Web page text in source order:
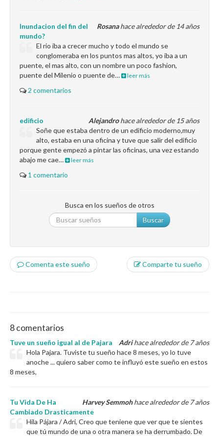
Rosanahace alrededor de 14 años
Inundacion del fin del
mundo?
El rio iba a crecer mucho y todo el mundo se
conglomeraba en los puntos mas altos, yo iba a un
puente, el mas alto, con un nombre un poco fashion,
puente del Milenio o puente de…
leer más
2 comentarios
Alejandrohace alrededor de 15 años
edificio
Soñe que estaba dentro de un edificio moderno,muy
alto, estaba en una oficina y tuve que salir del edificio
porque gente empezó a pintar las oficinas, una vez estando
abajo me cae…
leer más
1 comentario
Busca en los sueños de otros
Buscar
Comenta este sueño Comparte tu sueño
8 comentarios
Adrihace alrededor de 7 años
Tuve un sueño igual al de Pajara
Hola Pajara. Tuviste tu sueño hace 8 meses, yo lo tuve
anoche ... quiero saber como te influyó este sueño en estos
8 meses,
Harvey Semmohhace alrededor de 7 años
Tu Vida De Ha
Cambiado Drasticamente
Hila Pájara / Adri, Creo que teniene que ver que te sientes
que tú mundo de una o otra manera se ha derrumbado. De